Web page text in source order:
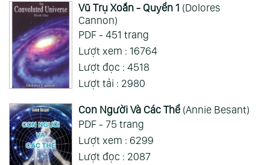
ai hỏi 123
Wed 05/08/2026
Mong 1 ngày shop ra 2 chap
Vũ Trụ Xoắn - Quyển 1 (Dolores
Cannon)
PDF - 451 trang
Lượt xem : 16764
Lượt đọc : 4518
Lượt tải : 2980
Con Người Và Các Thể(Annie Besant)
PDF - 75 trang
Lượt xem : 6299
Lượt đọc : 2087